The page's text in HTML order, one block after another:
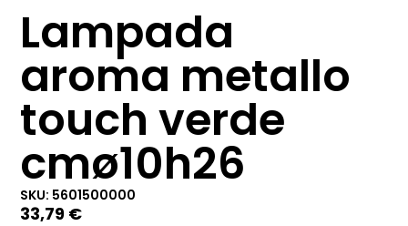
Lampada
aroma metallo
touch verde
cmø10h26
SKU: 5601500000
33,79 €